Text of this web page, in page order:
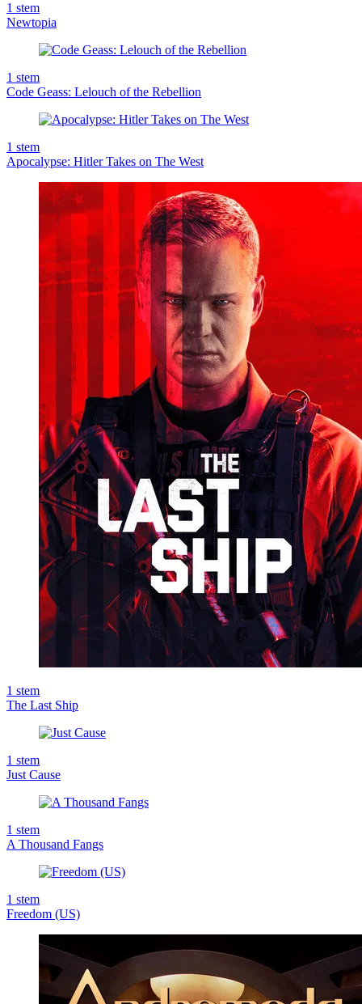
1 stem
Newtopia
1 stem
Code Geass: Lelouch of the Rebellion
1 stem
Apocalypse: Hitler Takes on The West
1 stem
The Last Ship
1 stem
Just Cause
1 stem
A Thousand Fangs
1 stem
Freedom (US)